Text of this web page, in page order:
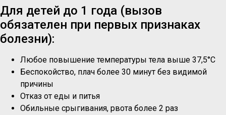
Для детей до 1 года (вызов
обязателен при первых признаках
болезни):
Любое повышение температуры тела выше 37,5°C
Беспокойство, плач более 30 минут без видимой
причины
Отказ от еды и питья
Обильные срыгивания, рвота более 2 раз